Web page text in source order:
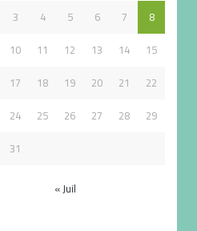
3 4 5 6 7
8
10 11 12 13 14
15
17 18 19 20 21
22
24 25 26 27 28
29
31
« Juil